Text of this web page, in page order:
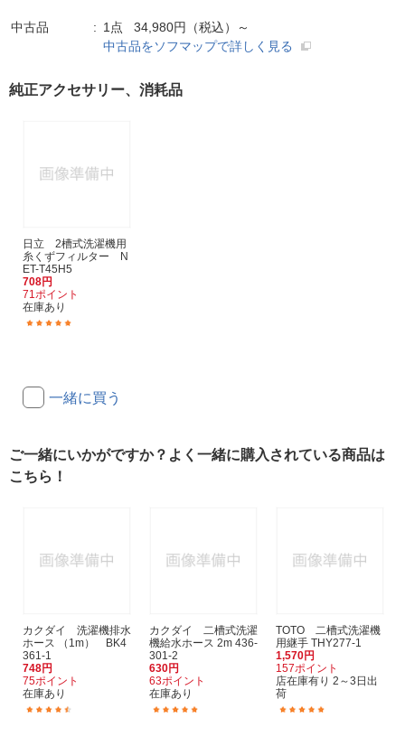
中古品
1点 34,980円（税込）～
中古品をソフマップで詳しく見る
純正アクセサリー、消耗品
日立 2槽式洗濯機用
糸くずフィルター N
ET-T45H5
708円
71ポイント
在庫あり
一緒に買う
ご一緒にいかがですか？よく一緒に購入されている商品は
こちら！
カクダイ 洗濯機排水
ホース （1m） BK4
361-1
748円
75ポイント
在庫あり
カクダイ 二槽式洗濯
機給水ホース 2m 436-
301-2
630円
63ポイント
在庫あり
TOTO 二槽式洗濯機
用継手 THY277-1
1,570円
157ポイント
店在庫有り 2～3日出
荷